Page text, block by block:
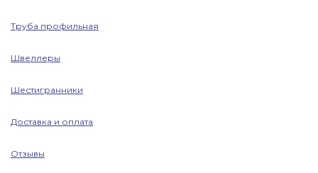
Труба профильная
Швеллеры
Шестигранники
Доставка и оплата
Отзывы